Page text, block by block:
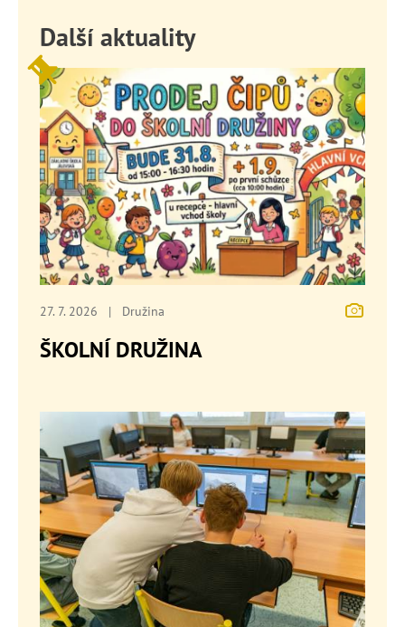
Další aktuality
27. 7. 2026 | Družina
ŠKOLNÍ DRUŽINA